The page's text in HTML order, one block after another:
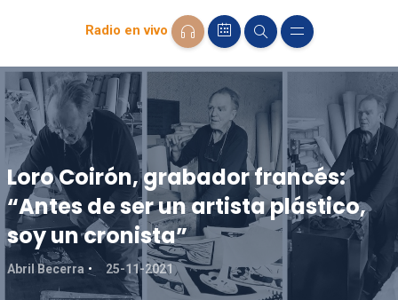
Radio en vivo
Loro Coirón, grabador francés:
“Antes de ser un artista plástico,
soy un cronista”
Abril Becerra 25-11-2021